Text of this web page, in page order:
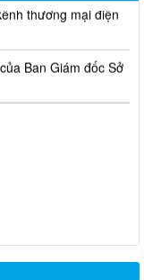
Ban Giám đốc Sở